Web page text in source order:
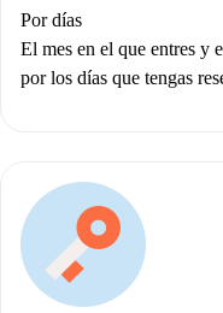
Por días
El mes en el que entres y
por los días que tengas